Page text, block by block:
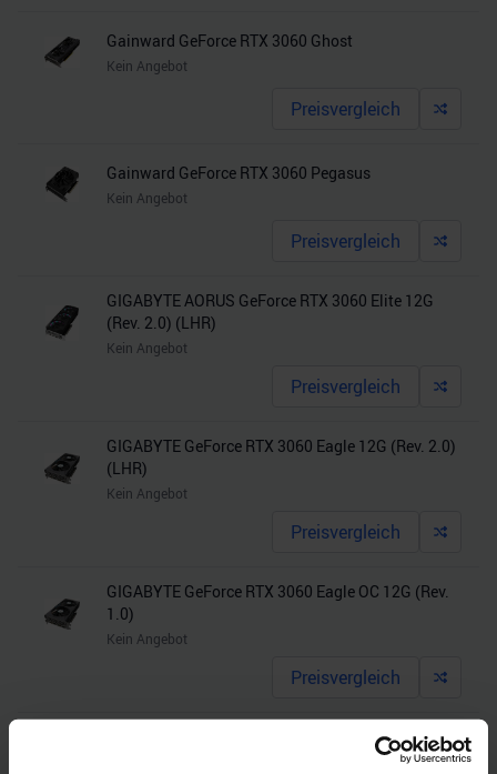
Gainward GeForce RTX 3060 Ghost
Kein Angebot
Preisvergleich
Gainward GeForce RTX 3060 Pegasus
Kein Angebot
Preisvergleich
GIGABYTE AORUS GeForce RTX 3060 Elite 12G
(Rev. 2.0) (LHR)
Kein Angebot
Preisvergleich
GIGABYTE GeForce RTX 3060 Eagle 12G (Rev. 2.0)
(LHR)
Kein Angebot
Preisvergleich
GIGABYTE GeForce RTX 3060 Eagle OC 12G (Rev.
1.0)
Kein Angebot
Preisvergleich
GIGABYTE GeForce RTX 3060 Eagle OC 12G (Rev.